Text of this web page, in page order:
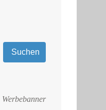
Suchen
Werbebanner